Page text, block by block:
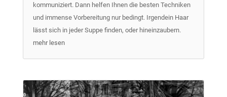
kommuniziert. Dann helfen Ihnen die besten Techniken
und immense Vorbereitung nur bedingt. Irgendein Haar
lässt sich in jeder Suppe finden, oder hineinzaubern.
mehr lesen